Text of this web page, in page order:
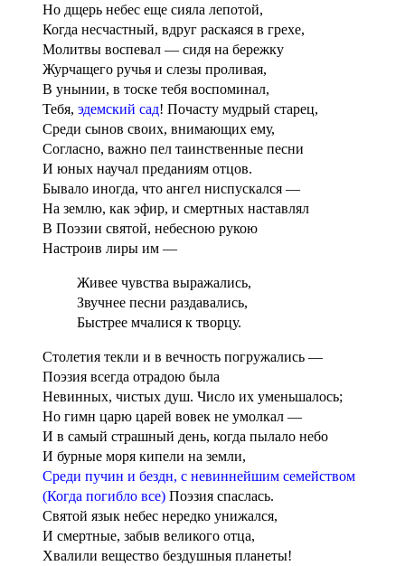
Но дщерь небес еще сияла лепотой,
Когда несчастный, вдруг раскаяся в грехе,
Молитвы воспевал — сидя на бережку
Журчащего ручья и слезы проливая,
В унынии, в тоске тебя воспоминал,
Тебя, эдемский сад! Почасту мудрый старец,
Среди сынов своих, внимающих ему,
Согласно, важно пел таинственные песни
И юных научал преданиям отцов.
Бывало иногда, что ангел ниспускался —
На землю, как эфир, и смертных наставлял
В Поэзии святой, небесною рукою
Настроив лиры им —
Живее чувства выражались,
Звучнее песни раздавались,
Быстрее мчалися к творцу.
Столетия текли и в вечность погружались —
Поэзия всегда отрадою была
Невинных, чистых душ. Число их уменьшалось;
Но гимн царю царей вовек не умолкал —
И в самый страшный день, когда пылало небо
И бурные моря кипели на земли,
Среди пучин и бездн, с невиннейшим семейством
(Когда погибло все) Поэзия спаслась.
Святой язык небес нередко унижался,
И смертные, забыв великого отца,
Хвалили вещество бездушныя планеты!